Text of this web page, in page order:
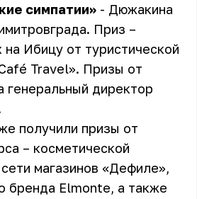
симпатии» - Дюжакина
Приз –
на Ибицу от туристической
Travel». Призы от
генеральный директор
получили призы от
– косметической
магазинов «Дефиле»,
бренда Elmonte, а также